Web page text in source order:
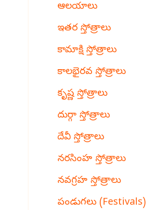
ఆలయాలు
ఇతర స్తోత్రాలు
కామాక్షి స్తోత్రాలు
కాలభైరవ స్తోత్రాలు
కృష్ణ స్తోత్రాలు
దుర్గా స్తోత్రాలు
దేవీ స్తోత్రాలు
నరసింహ స్తోత్రాలు
నవగ్రహ స్తోత్రాలు
పండుగలు (Festivals)